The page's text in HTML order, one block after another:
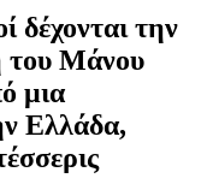
δέχονται την
του Μάνου
μια
Ελλάδα,